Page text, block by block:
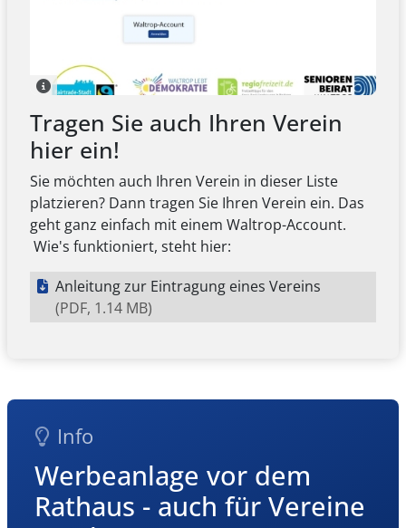
Tragen Sie auch Ihren Verein
hier ein!
Sie möchten auch Ihren Verein in dieser Liste
platzieren? Dann tragen Sie Ihren Verein ein. Das
geht ganz einfach mit einem Waltrop-Account.
Wie's funktioniert, steht hier:
Anleitung zur Eintragung eines Vereins
(PDF, 1.14 MB)
Info
Werbeanlage vor dem
Rathaus - auch für Vereine